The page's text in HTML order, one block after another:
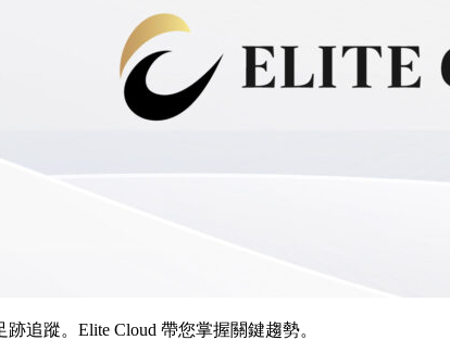
追蹤。Elite Cloud 帶您掌握關鍵趨勢。